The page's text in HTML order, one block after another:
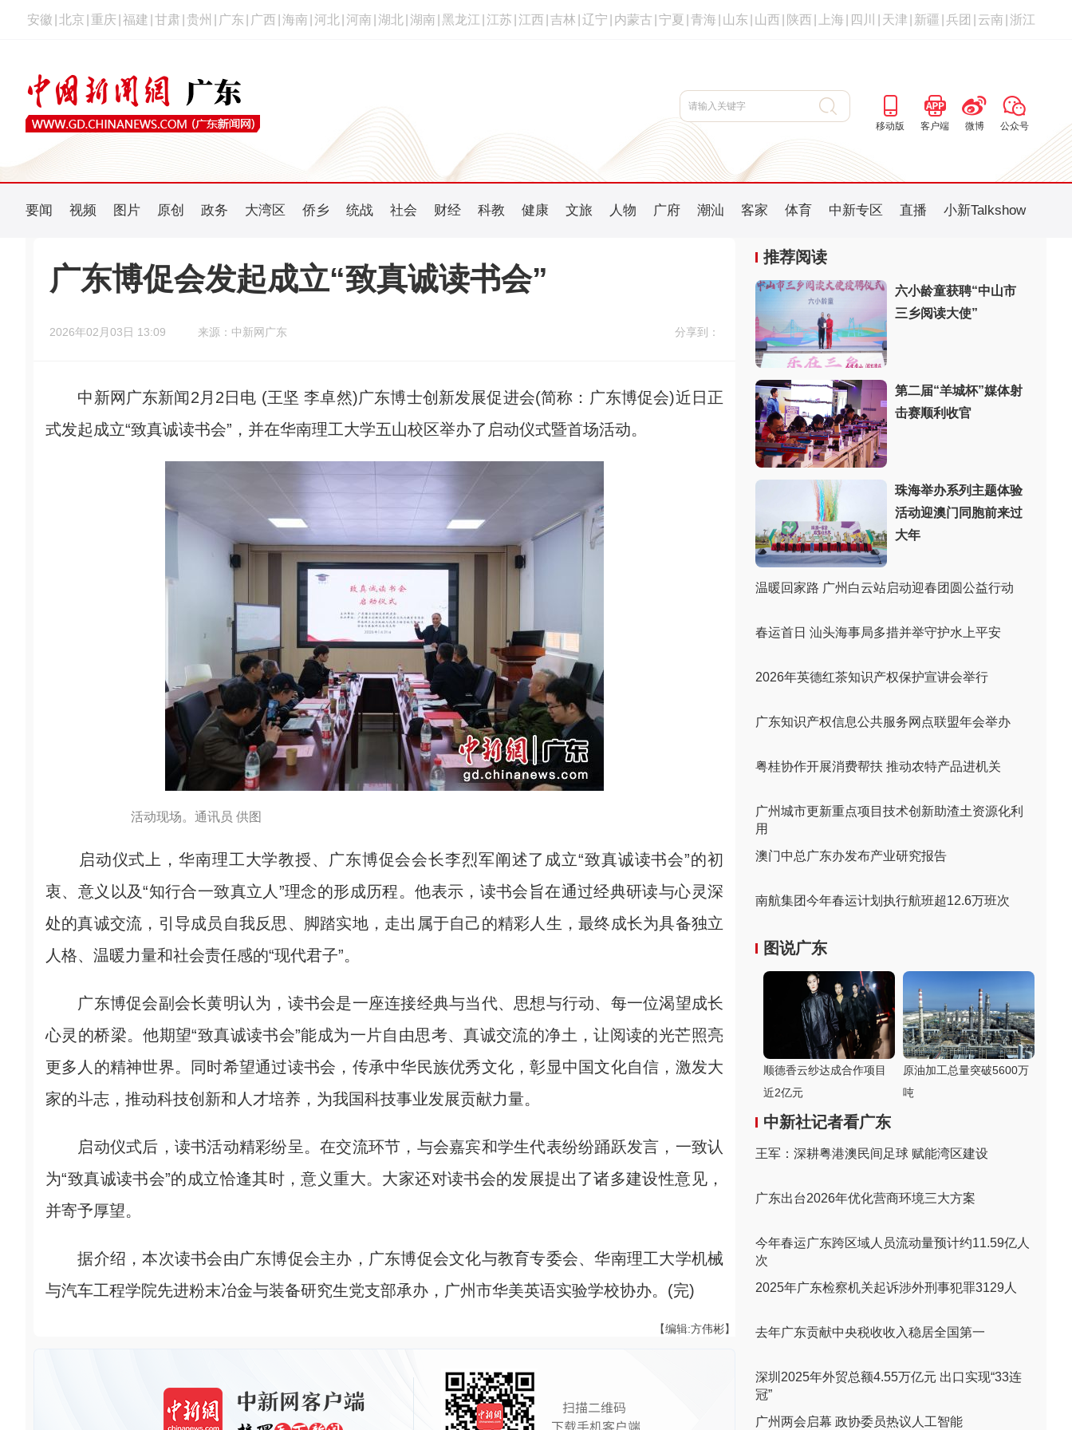
安徽 北京 重庆 福建 甘肃 贵州 广东 广西 海南 河北 河南 湖北 湖南 黑龙江 江苏 江西 吉林 辽宁 内蒙古 宁夏 青海 山东 山西 陕西 上海 四川 天津 新疆 兵团 云南 浙江
移动版 客户端 微博 公众号
要闻 视频 图片 原创 政务 大湾区 侨乡 统战 社会 财经 科教 健康 文旅 人物 广府 潮汕 客家 体育 中新专区 直播 小新Talkshow
广东博促会发起成立“致真诚读书会”
2026年02月03日 13:09 来源：中新网广东 分享到：
中新网广东新闻2月2日电 (王坚 李卓然)广东博士创新发展促进会(简称：广东博促会)近日正
式发起成立“致真诚读书会”，并在华南理工大学五山校区举办了启动仪式暨首场活动。
活动现场。通讯员 供图
启动仪式上，华南理工大学教授、广东博促会会长李烈军阐述了成立“致真诚读书会”的初
衷、意义以及“知行合一致真立人”理念的形成历程。他表示，读书会旨在通过经典研读与心灵深
处的真诚交流，引导成员自我反思、脚踏实地，走出属于自己的精彩人生，最终成长为具备独立
人格、温暖力量和社会责任感的“现代君子”。
广东博促会副会长黄明认为，读书会是一座连接经典与当代、思想与行动、每一位渴望成长
心灵的桥梁。他期望“致真诚读书会”能成为一片自由思考、真诚交流的净土，让阅读的光芒照亮
更多人的精神世界。同时希望通过读书会，传承中华民族优秀文化，彰显中国文化自信，激发大
家的斗志，推动科技创新和人才培养，为我国科技事业发展贡献力量。
启动仪式后，读书活动精彩纷呈。在交流环节，与会嘉宾和学生代表纷纷踊跃发言，一致认
为“致真诚读书会”的成立恰逢其时，意义重大。大家还对读书会的发展提出了诸多建设性意见，
并寄予厚望。
据介绍，本次读书会由广东博促会主办，广东博促会文化与教育专委会、华南理工大学机械
与汽车工程学院先进粉末冶金与装备研究生党支部承办，广州市华美英语实验学校协办。(完)
【编辑:方伟彬】
推荐阅读
六小龄童获聘“中山市
三乡阅读大使”
第二届“羊城杯”媒体射
击赛顺利收官
珠海举办系列主题体验
活动迎澳门同胞前来过
大年
温暖回家路 广州白云站启动迎春团圆公益行动
春运首日 汕头海事局多措并举守护水上平安
2026年英德红茶知识产权保护宣讲会举行
广东知识产权信息公共服务网点联盟年会举办
粤桂协作开展消费帮扶 推动农特产品进机关
广州城市更新重点项目技术创新助渣土资源化利
用
澳门中总广东办发布产业研究报告
南航集团今年春运计划执行航班超12.6万班次
图说广东
顺德香云纱达成合作项目
近2亿元
原油加工总量突破5600万
吨
中新社记者看广东
王军：深耕粤港澳民间足球 赋能湾区建设
广东出台2026年优化营商环境三大方案
今年春运广东跨区域人员流动量预计约11.59亿人
次
2025年广东检察机关起诉涉外刑事犯罪3129人
去年广东贡献中央税收收入稳居全国第一
深圳2025年外贸总额4.55万亿元 出口实现“33连
冠”
广州两会启幕 政协委员热议人工智能